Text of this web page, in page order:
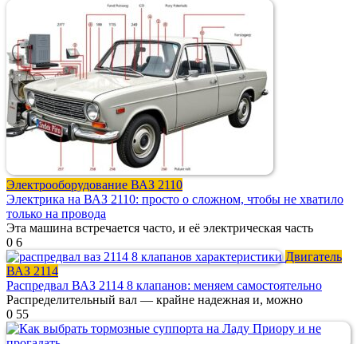
Электрооборудование ВАЗ 2110
Электрика на ВАЗ 2110: просто о сложном, чтобы не хватило
только на провода
Эта машина встречается часто, и её электрическая часть
0 6
Двигатель
ВАЗ 2114
Распредвал ВАЗ 2114 8 клапанов: меняем самостоятельно
Распределительный вал — крайне надежная и, можно
0 55